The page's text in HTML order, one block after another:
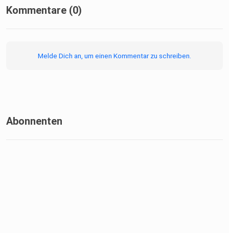
Kommentare (0)
Melde Dich an, um einen Kommentar zu schreiben.
Abonnenten